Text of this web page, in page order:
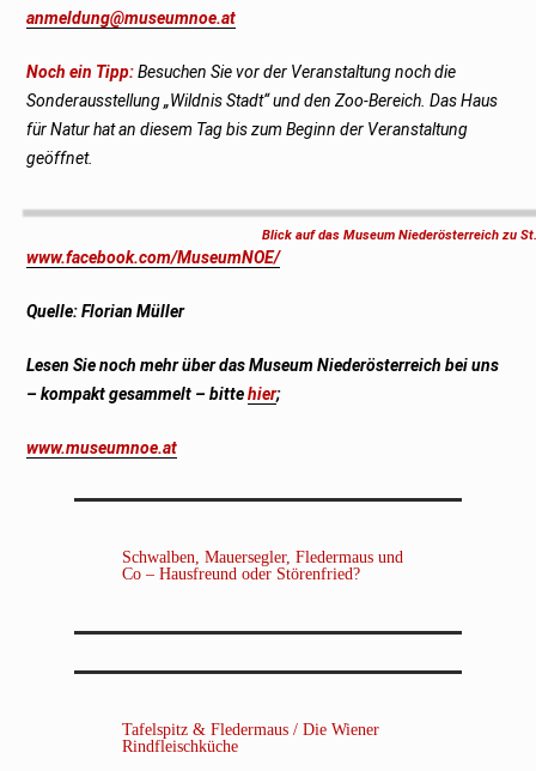
anmeldung@museumnoe.at
Noch ein Tipp: Besuchen Sie vor der Veranstaltung noch die
Sonderausstellung „Wildnis Stadt“ und den Zoo-Bereich. Das Haus
für Natur hat an diesem Tag bis zum Beginn der Veranstaltung
geöffnet.
Blick auf das Museum Niederösterreich zu
www.facebook.com/MuseumNOE/
Quelle: Florian Müller
Lesen Sie noch mehr über das Museum Niederösterreich bei uns
– kompakt gesammelt – bittehier;
www.museumnoe.at
Schwalben, Mauersegler, Fledermaus und
Co – Hausfreund oder Störenfried?
Tafelspitz & Fledermaus / Die Wiener
Rindfleischküche